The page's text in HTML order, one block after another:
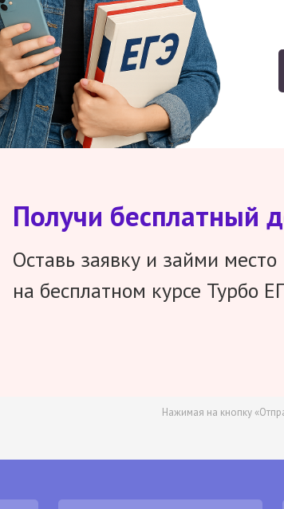
Получи бесплатный
Оставь заявку и займи место
на бесплатном курсе Турбо
Нажимая на кнопку